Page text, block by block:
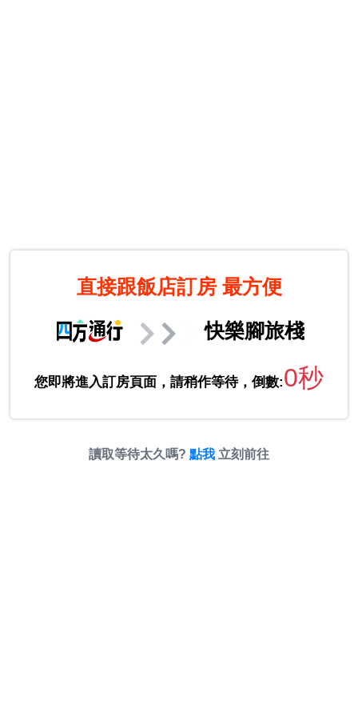
直接跟飯店訂房 最方便
快樂腳旅棧
您即將進入訂房頁面，請稍作等待，倒數:0秒
讀取等待太久嗎? 點我 立刻前往